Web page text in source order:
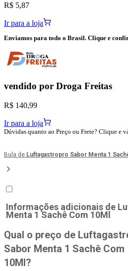
R$ 5,87
Ir para a loja
Enviamos para todo o Brasil. Clique e
vendido por Droga Freitas
R$ 140,99
Ir para a loja
Dúvidas quanto ao Preço ou Frete? Clique e
Bula de Luftagastropro Sabor Menta 1
Informações adicionais de
Menta 1 Sachê Com 10Ml
Qual o preço de
Sabor Menta 1 Sachê Com
10Ml?